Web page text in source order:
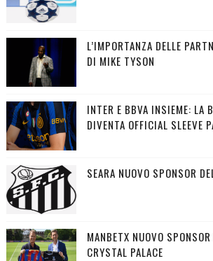
L’IMPORTANZA DELLE
DI MIKE TYSON
INTER E BBVA INSIEME: LA
DIVENTA OFFICIAL SLEEVE
SEARA NUOVO SPONSOR
MANBETX NUOVO
CRYSTAL PALACE